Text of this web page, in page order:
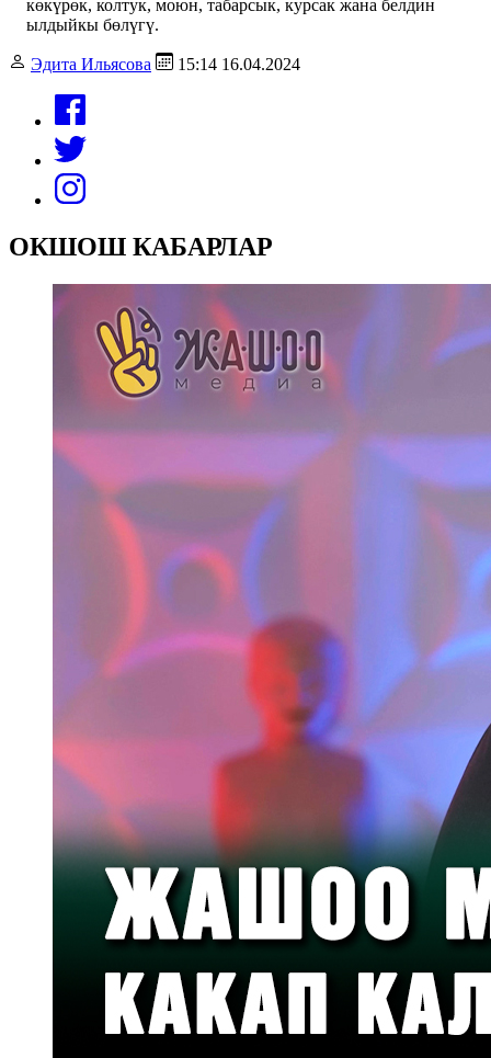
көкүрөк, колтук, моюн, табарсык, курсак жана белдин
ылдыйкы бөлүгү.
Эдита Ильясова 15:14 16.04.2024
ОКШОШ КАБАРЛАР